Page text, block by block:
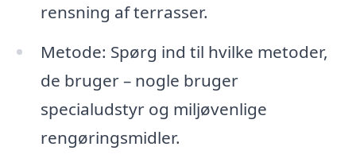
rensning af terrasser.
Metode: Spørg ind til hvilke metoder,
de bruger – nogle bruger
specialudstyr og miljøvenlige
rengøringsmidler.